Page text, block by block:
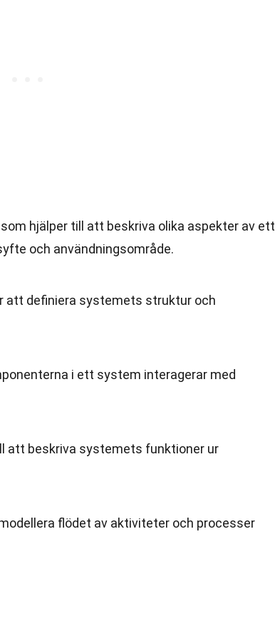
hjälper till att beskriva olika aspekter av ett
och användningsområde.
att definiera systemets struktur och
i ett system interagerar med
att beskriva systemets funktioner ur
flödet av aktiviteter och processer